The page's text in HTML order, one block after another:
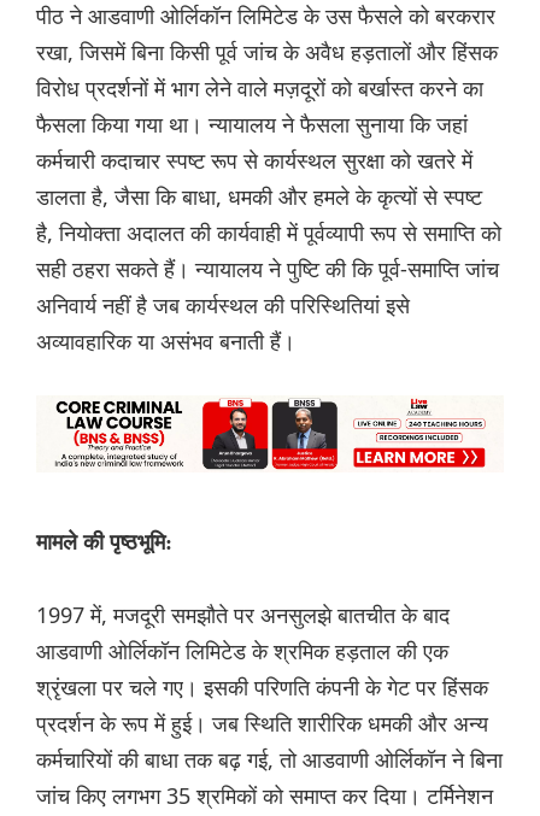
पीठ ने आडवाणी ओर्लिकॉन लिमिटेड के उस फैसले को बरकरार
रखा, जिसमें बिना किसी पूर्व जांच के अवैध हड़तालों और हिंसक
विरोध प्रदर्शनों में भाग लेने वाले मज़दूरों को बर्खास्त करने का
फैसला किया गया था। न्यायालय ने फैसला सुनाया कि जहां
कर्मचारी कदाचार स्पष्ट रूप से कार्यस्थल सुरक्षा को खतरे में
डालता है, जैसा कि बाधा, धमकी और हमले के कृत्यों से स्पष्ट
है, नियोक्ता अदालत की कार्यवाही में पूर्वव्यापी रूप से समाप्ति को
सही ठहरा सकते हैं। न्यायालय ने पुष्टि की कि पूर्व-समाप्ति जांच
अनिवार्य नहीं है जब कार्यस्थल की परिस्थितियां इसे
अव्यावहारिक या असंभव बनाती हैं।
मामले की पृष्ठभूमि:
1997 में, मजदूरी समझौते पर अनसुलझे बातचीत के बाद
आडवाणी ओर्लिकॉन लिमिटेड के श्रमिक हड़ताल की एक
श्रृंखला पर चले गए। इसकी परिणति कंपनी के गेट पर हिंसक
प्रदर्शन के रूप में हुई। जब स्थिति शारीरिक धमकी और अन्य
कर्मचारियों की बाधा तक बढ़ गई, तो आडवाणी ओर्लिकॉन ने बिना
जांच किए लगभग 35 श्रमिकों को समाप्त कर दिया। टर्मिनेशन